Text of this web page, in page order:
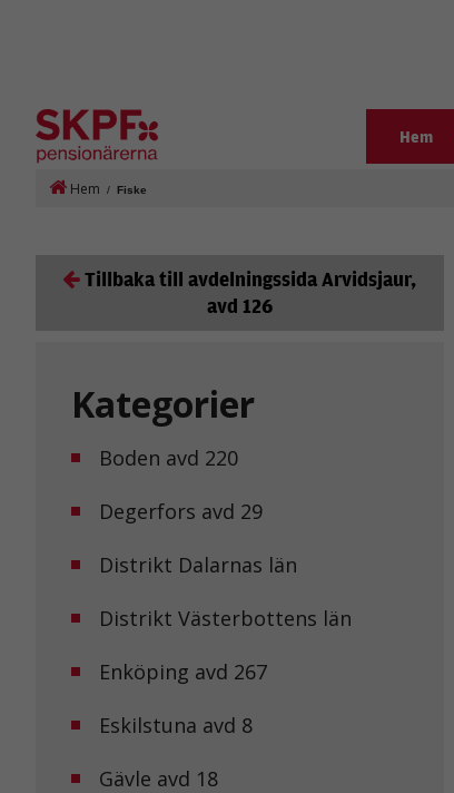
Hem
Hem / Fiske
Tillbaka till avdelningssida Arvidsjaur,
avd 126
Kategorier
Boden avd 220
Degerfors avd 29
Distrikt Dalarnas län
Distrikt Västerbottens län
Enköping avd 267
Eskilstuna avd 8
Gävle avd 18